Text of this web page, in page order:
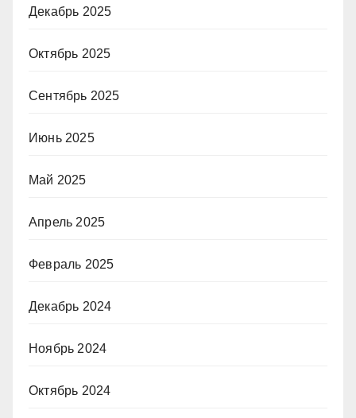
Декабрь 2025
Октябрь 2025
Сентябрь 2025
Июнь 2025
Май 2025
Апрель 2025
Февраль 2025
Декабрь 2024
Ноябрь 2024
Октябрь 2024